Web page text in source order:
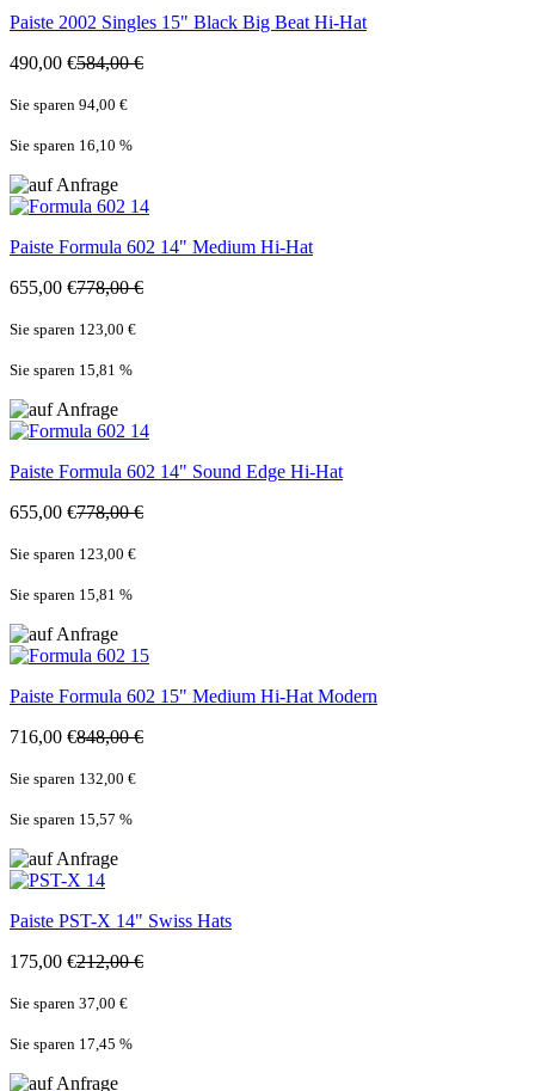
Paiste 2002 Singles 15" Black Big Beat Hi-Hat
490,00 €584,00 €
Sie sparen 94,00 €
Sie sparen 16,10 %
Paiste Formula 602 14" Medium Hi-Hat
655,00 €778,00 €
Sie sparen 123,00 €
Sie sparen 15,81 %
Paiste Formula 602 14" Sound Edge Hi-Hat
655,00 €778,00 €
Sie sparen 123,00 €
Sie sparen 15,81 %
Paiste Formula 602 15" Medium Hi-Hat Modern
716,00 €848,00 €
Sie sparen 132,00 €
Sie sparen 15,57 %
Paiste PST-X 14" Swiss Hats
175,00 €212,00 €
Sie sparen 37,00 €
Sie sparen 17,45 %